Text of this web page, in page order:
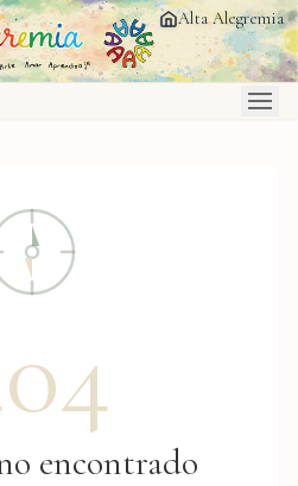
Alta Alegremia
encontrado